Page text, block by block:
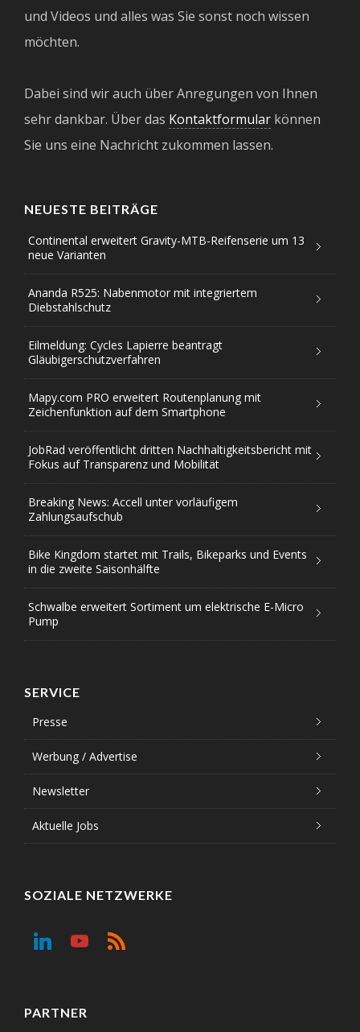
und Videos und alles was Sie sonst noch wissen
möchten.
Dabei sind wir auch über Anregungen von Ihnen
sehr dankbar. Über das Kontaktformular können
Sie uns eine Nachricht zukommen lassen.
NEUESTE BEITRÄGE
Continental erweitert Gravity-MTB-Reifenserie um 13
neue Varianten
Ananda R525: Nabenmotor mit integriertem
Diebstahlschutz
Eilmeldung: Cycles Lapierre beantragt
Gläubigerschutzverfahren
Mapy.com PRO erweitert Routenplanung mit
Zeichenfunktion auf dem Smartphone
JobRad veröffentlicht dritten Nachhaltigkeitsbericht mit
Fokus auf Transparenz und Mobilität
Breaking News: Accell unter vorläufigem
Zahlungsaufschub
Bike Kingdom startet mit Trails, Bikeparks und Events
in die zweite Saisonhälfte
Schwalbe erweitert Sortiment um elektrische E-Micro
Pump
SERVICE
Presse
Werbung / Advertise
Newsletter
Aktuelle Jobs
SOZIALE NETZWERKE
PARTNER